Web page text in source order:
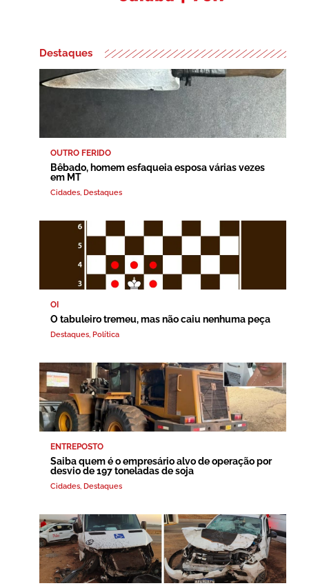
Destaques
OUTRO FERIDO
Bêbado, homem esfaqueia esposa várias vezes
em MT
Cidades, Destaques
OI
O tabuleiro tremeu, mas não caiu nenhuma peça
Destaques, Política
ENTREPOSTO
Saiba quem é o empresário alvo de operação por
desvio de 197 toneladas de soja
Cidades, Destaques